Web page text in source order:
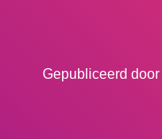
Gepubliceerd door